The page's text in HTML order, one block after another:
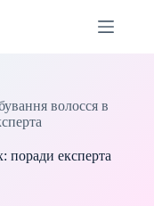
волосся в
поради експерта